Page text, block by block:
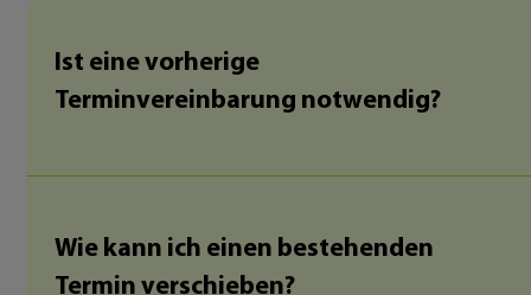
Ist eine vorherige
Terminvereinbarung notwendig?
Wie kann ich einen bestehenden
Termin verschieben?